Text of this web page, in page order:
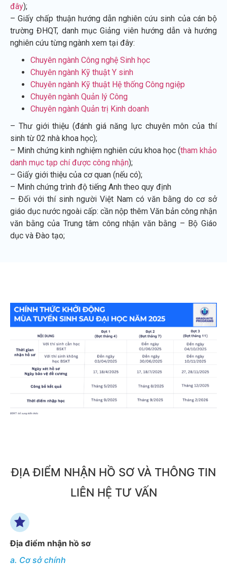
đây);
– Giấy chấp thuận hướng dẫn nghiên cứu sinh của cán bộ
trường ĐHQT, danh mục Giảng viên hướng dẫn và hướng
nghiên cứu từng ngành xem tại đây:
Chuyên ngành Công nghệ Sinh học
Chuyên ngành Kỹ thuật Y sinh
Chuyên ngành Kỹ thuật Hệ thống Công ngiệp
Chuyên ngành Quản lý Công
Chuyên ngành Quản trị Kinh doanh
– Thư giới thiệu (đánh giá năng lực chuyên môn của thí
sinh từ 02 nhà khoa học);
– Minh chứng kinh nghiệm nghiên cứu khoa học (tham khảo
danh mục tạp chí được công nhận);
– Giấy giới thiệu của cơ quan (nếu có);
– Minh chứng trình độ tiếng Anh theo quy định
– Đối với thí sinh người Việt Nam có văn bằng do cơ sở
giáo dục nước ngoài cấp: cần nộp thêm Văn bản công nhận
văn bằng của Trung tâm công nhận văn bằng – Bộ Giáo
dục và Đào tạo;
ĐỊA ĐIỂM NHẬN HỒ SƠ VÀ THÔNG TIN
LIÊN HỆ TƯ VẤN
Địa điểm nhận hồ sơ
a. Cơ sở chính